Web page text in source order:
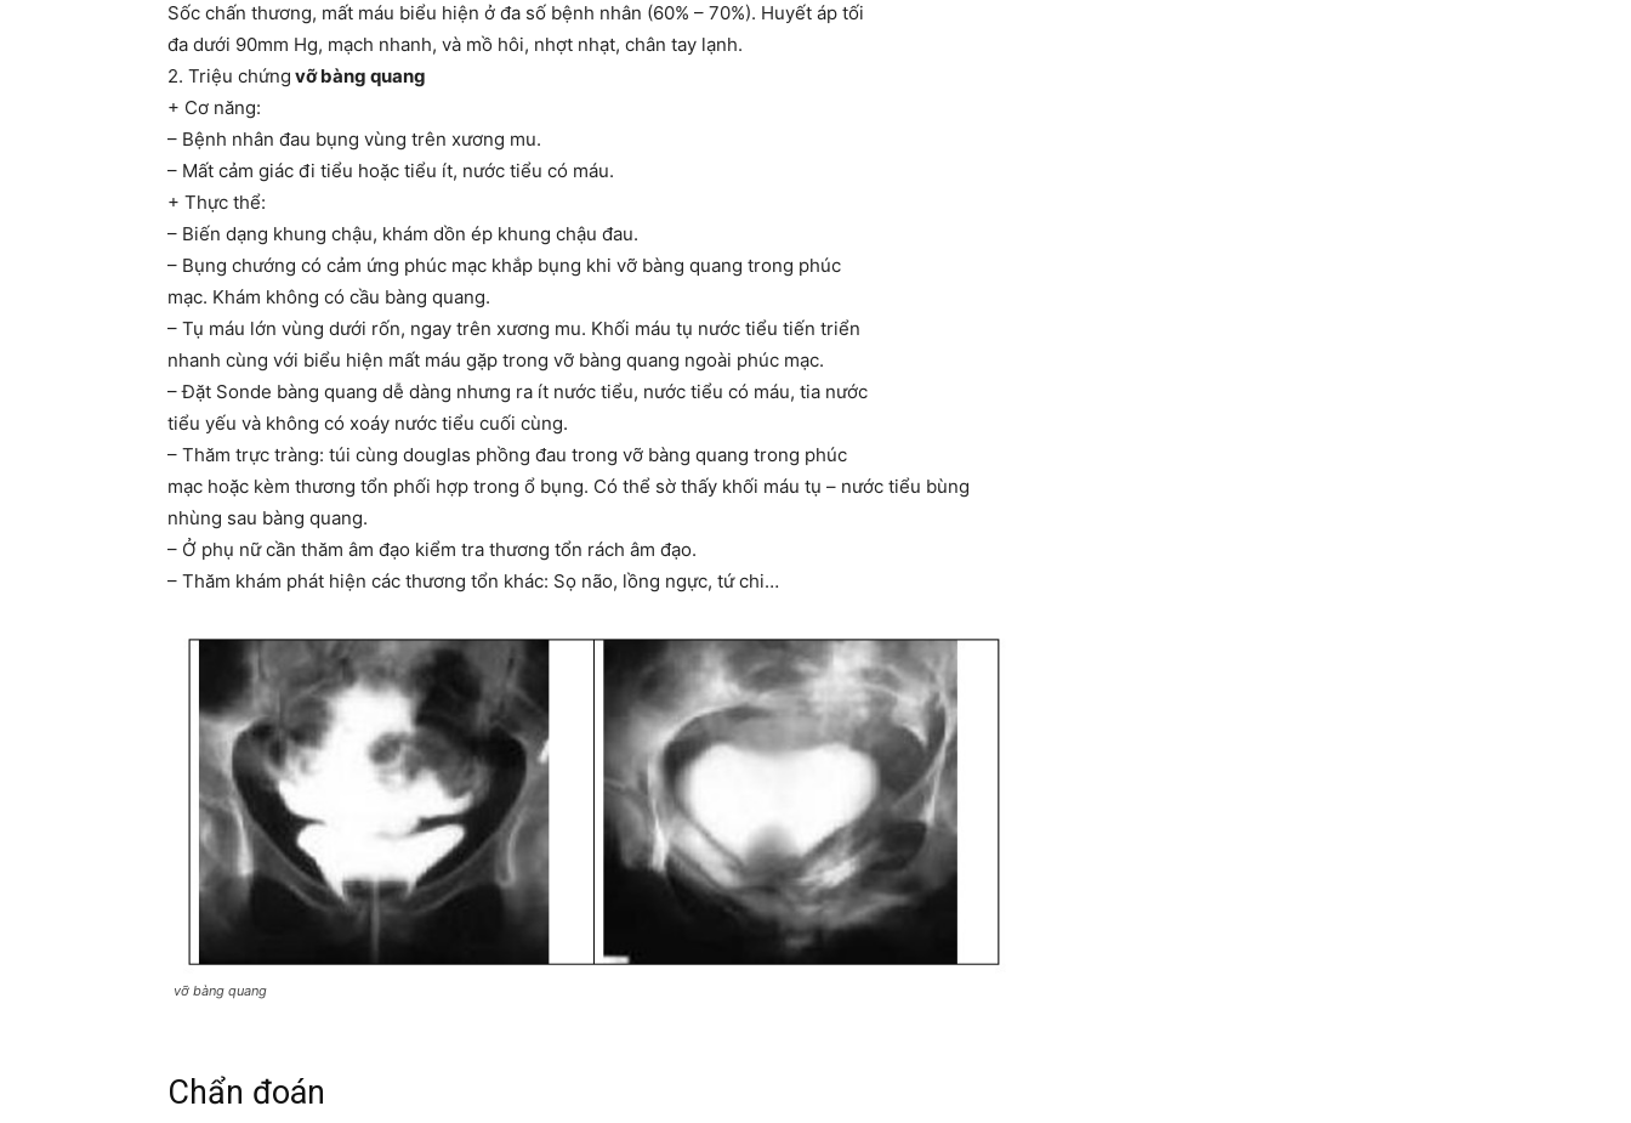
Sốc chấn thương, mất máu biểu hiện ở đa số bệnh nhân (60% – 70%). Huyết áp tối
đa dưới 90mm Hg, mạch nhanh, và mồ hôi, nhợt nhạt, chân tay lạnh.
2. Triệu chứng vỡ bàng quang
+ Cơ năng:
– Bệnh nhân đau bụng vùng trên xương mu.
– Mất cảm giác đi tiểu hoặc tiểu ít, nước tiểu có máu.
+ Thực thể:
– Biến dạng khung chậu, khám dồn ép khung chậu đau.
– Bụng chướng có cảm ứng phúc mạc khắp bụng khi vỡ bàng quang trong phúc
mạc. Khám không có cầu bàng quang.
– Tụ máu lớn vùng dưới rốn, ngay trên xương mu. Khối máu tụ nước tiểu tiến triển
nhanh cùng với biểu hiện mất máu gặp trong vỡ bàng quang ngoài phúc mạc.
– Đặt Sonde bàng quang dễ dàng nhưng ra ít nước tiểu, nước tiểu có máu, tia nước
tiểu yếu và không có xoáy nước tiểu cuối cùng.
– Thăm trực tràng: túi cùng douglas phồng đau trong vỡ bàng quang trong phúc
mạc hoặc kèm thương tổn phối hợp trong ổ bụng. Có thể sờ thấy khối máu tụ – nước tiểu bùng
nhùng sau bàng quang.
– Ở phụ nữ cần thăm âm đạo kiểm tra thương tổn rách âm đạo.
– Thăm khám phát hiện các thương tổn khác: Sọ não, lồng ngực, tứ chi…
vỡ bàng quang
Chẩn đoán